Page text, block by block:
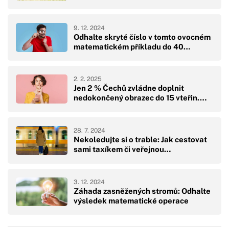
Odhalte skryté číslo v tomto ovocném
matematickém příkladu do 40…
9. 12. 2024
Jen 2 % Čechů zvládne doplnit
nedokončený obrazec do 15 vteřin.…
2. 2. 2025
Nekoledujte si o trable: Jak cestovat
sami taxíkem či veřejnou…
28. 7. 2024
Záhada zasněžených stromů: Odhalte
výsledek matematické operace
3. 12. 2024